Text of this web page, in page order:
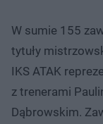
W sumie 155
tytuły
IKS ATAK
z trenerami
Dąbrowskim.